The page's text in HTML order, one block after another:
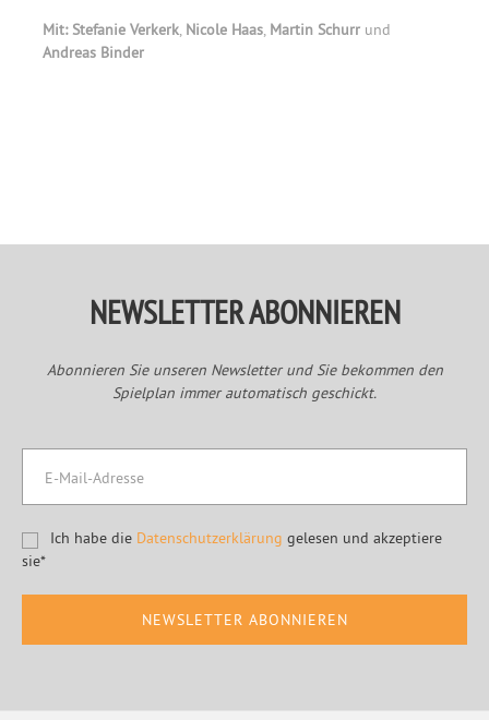
Mit: Stefanie Verkerk, Nicole Haas, Martin Schurrund
Andreas Binder
NEWSLETTER ABONNIEREN
Abonnieren Sie unseren Newsletter und Sie bekommen den
Spielplan immer automatisch geschickt.
Ich habe die Datenschutzerklärung gelesen und akzeptiere
sie*